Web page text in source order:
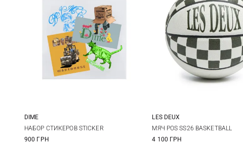
One Size
DIME
НАБОР СТИКЕРОВ STICKER
900 ГРН
One Size
LES DEUX
МЯЧ POS SS26 BASKETBALL
4 100 ГРН